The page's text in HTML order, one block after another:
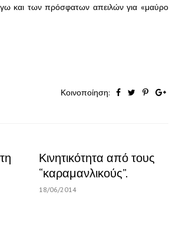
και των πρόσφατων απειλών για «μαύρο
Κοινοποίηση:
Κινητικότητα από τους
“καραμανλικούς”.
18/06/2014